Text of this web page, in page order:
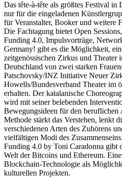
Das tête-à-tête als größtes Festival
nur für die eingeladenen
für Veranstalter, Booker und weitere
Die Fachtagung bietet Open
Funding 4.0, Impulsvorträge,
Germany! gibt es die Möglichkeit,
zeitgenössischen Zirkus und Theater
Deutschland von zwei starken
Patschovsky/INZ Initiative Neuer
Howells/Bundesverband Theater im
erhalten. Der katalanische
wird mit seiner belebenden
Bewegungsideen für den beruflichen
Methode stärkt das Verstehen, lenkt
verschiedenen Arten des Zuhörens
vielfältigen Modi des
Funding 4.0 by Toni Caradonna gibt
Welt der Bitcoins und Ethereum.
Blockchain-Technologie als
kulturellen Projekten.